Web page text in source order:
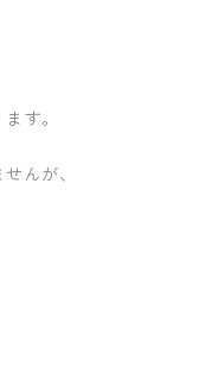
す。
んが、